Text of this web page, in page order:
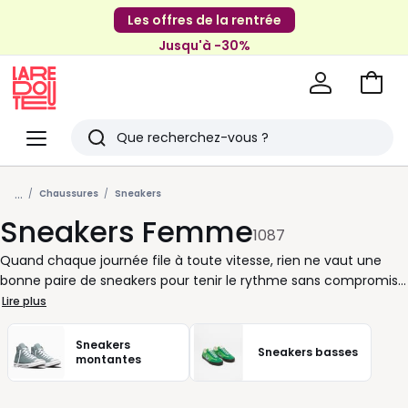
Les offres de la rentrée
Jusqu'à -30%
Menu
Redoute
Rechercher
Derniers
articles
vus
Aller
... Chaussures Sneakers
Sneakers Femme1087
Quand chaque journée file à toute vitesse, rien ne vaut une
bonne paire de sneakers pour tenir le rythme sans compromis
sur le style. Polyvalentes, les sneakers pour femme s’adaptent à
toutes vos envies : pour une marche active, une journée en ville
ou un week-end improvisé. Grâce à des coupes étudiées et des
finitions soignées, elles offrent un confort optimal dès les
premières minutes. Que vous choisissiez une paire en cuir
Lire plus
Sneakers
montantes
Sneakers basses